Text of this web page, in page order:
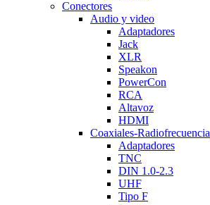
Conectores
Audio y video
Adaptadores
Jack
XLR
Speakon
PowerCon
RCA
Altavoz
HDMI
Coaxiales-Radiofrecuencia
Adaptadores
TNC
DIN 1.0-2.3
UHF
Tipo F